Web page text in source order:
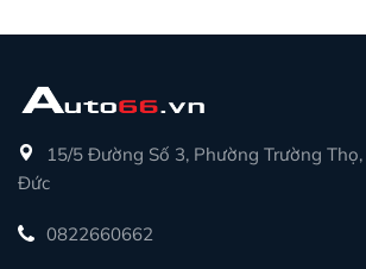
15/5 Đường Số 3, Phường Trường
Đức
0822660662